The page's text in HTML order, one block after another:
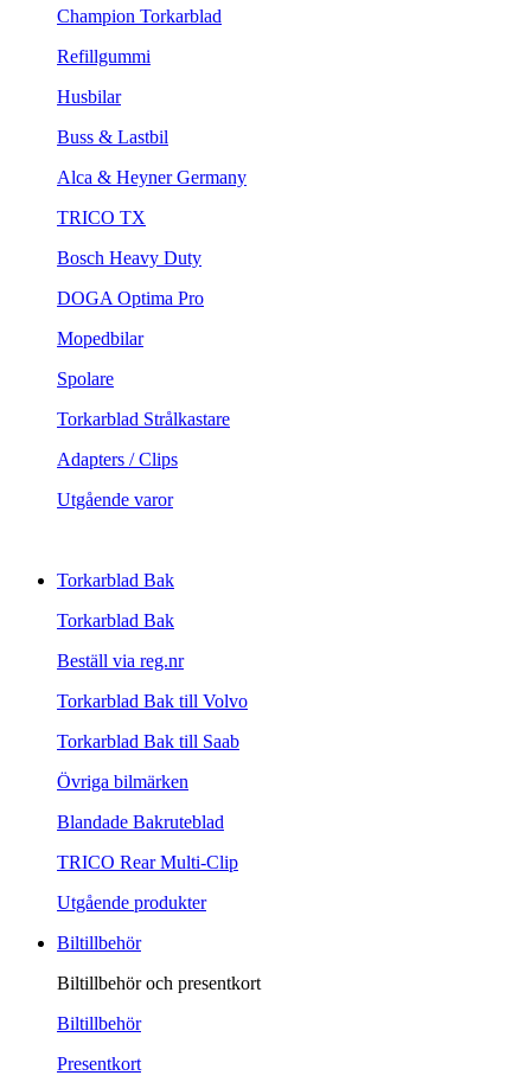
Champion Torkarblad
Refillgummi
Husbilar
Buss & Lastbil
Alca & Heyner Germany
TRICO TX
Bosch Heavy Duty
DOGA Optima Pro
Mopedbilar
Spolare
Torkarblad Strålkastare
Adapters / Clips
Utgående varor
Torkarblad Bak
Torkarblad Bak
Beställ via reg.nr
Torkarblad Bak till Volvo
Torkarblad Bak till Saab
Övriga bilmärken
Blandade Bakruteblad
TRICO Rear Multi-Clip
Utgående produkter
Biltillbehör
Biltillbehör och presentkort
Biltillbehör
Presentkort